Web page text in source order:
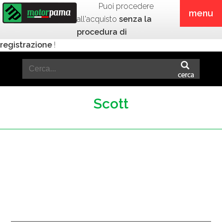
menu
Puoi procedere
all'acquisto senza la
procedura di
registrazione !
Scott